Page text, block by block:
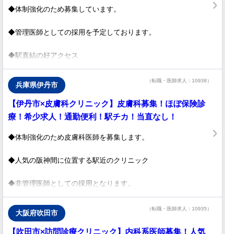
◆体制強化のため募集しています。
◆管理医師としての採用を予定しております。
◆駅直結の好アクセス
兵庫県伊丹市
（転職・医師求人：10938）
【伊丹市×皮膚科クリニック】皮膚科募集！ほぼ保険診
療！希少求人！通勤便利！駅チカ！当直なし！
◆体制強化のため皮膚科医師を募集します。
◆人気の阪神間に位置する駅近のクリニック
◆非管理医師としての採用となります。
大阪府吹田市
（転職・医師求人：10935）
【吹田市×訪問診療クリニック】内科系医師募集！人気